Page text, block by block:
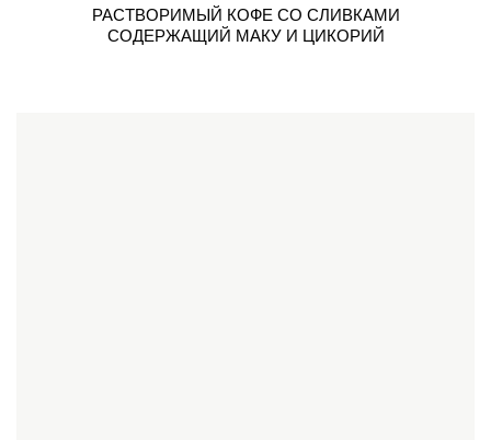
РАСТВОРИМЫЙ КОФЕ СО СЛИВКАМИ
СОДЕРЖАЩИЙ МАКУ И ЦИКОРИЙ